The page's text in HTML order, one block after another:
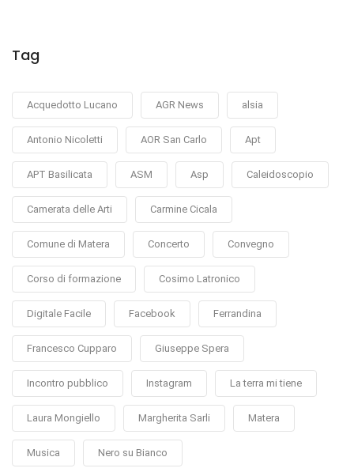
Tag
Acquedotto Lucano AGR News alsia
Antonio Nicoletti AOR San Carlo Apt
APT Basilicata ASM Asp Caleidoscopio
Camerata delle Arti Carmine Cicala
Comune di Matera Concerto Convegno
Corso di formazione Cosimo Latronico
Digitale Facile Facebook Ferrandina
Francesco Cupparo Giuseppe Spera
Incontro pubblico Instagram La terra mi tiene
Laura Mongiello Margherita Sarli Matera
Musica Nero su Bianco